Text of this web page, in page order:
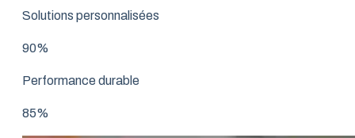
Solutions personnalisées
90%
Performance durable
85%